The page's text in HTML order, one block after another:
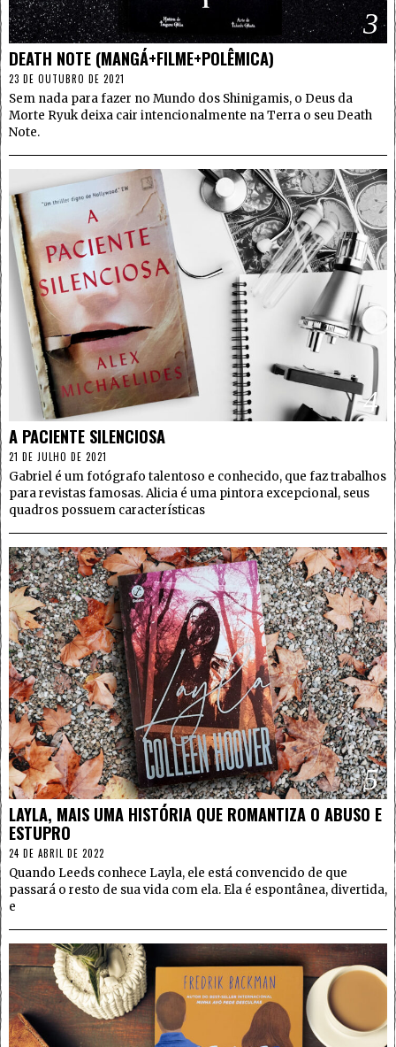
3
DEATH NOTE (MANGÁ+FILME+POLÊMICA)
23 DE OUTUBRO DE 2021
Sem nada para fazer no Mundo dos Shinigamis, o Deus da
Morte Ryuk deixa cair intencionalmente na Terra o seu Death
Note.
4
A PACIENTE SILENCIOSA
21 DE JULHO DE 2021
Gabriel é um fotógrafo talentoso e conhecido, que faz trabalhos
para revistas famosas. Alicia é uma pintora excepcional, seus
quadros possuem características
5
LAYLA, MAIS UMA HISTÓRIA QUE ROMANTIZA O ABUSO E
ESTUPRO
24 DE ABRIL DE 2022
Quando Leeds conhece Layla, ele está convencido de que
passará o resto de sua vida com ela. Ela é espontânea, divertida,
e